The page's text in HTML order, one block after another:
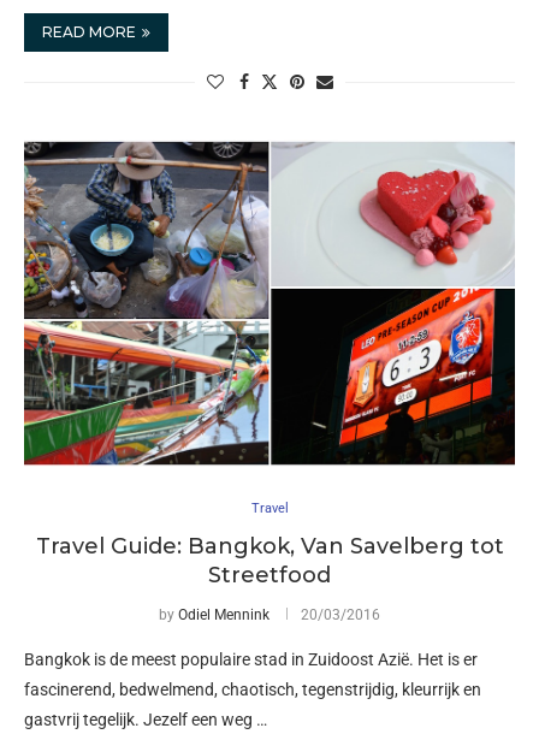
READ MORE
Travel
Travel Guide: Bangkok, Van Savelberg tot
Streetfood
by Odiel Mennink 20/03/2016
Bangkok is de meest populaire stad in Zuidoost Azië. Het is er
fascinerend, bedwelmend, chaotisch, tegenstrijdig, kleurrijk en
gastvrij tegelijk. Jezelf een weg …